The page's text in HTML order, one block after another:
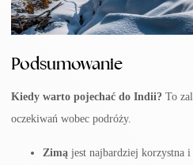
Podsumowanie
Kiedy warto pojechać do Indii? To
oczekiwań wobec podróży.
Zimą jest najbardziej korzystna i